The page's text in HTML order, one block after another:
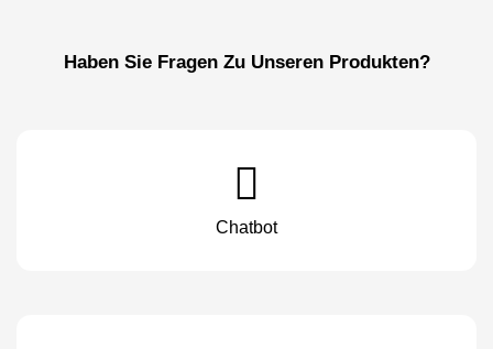
Haben Sie Fragen Zu Unseren Produkten?
Chatbot